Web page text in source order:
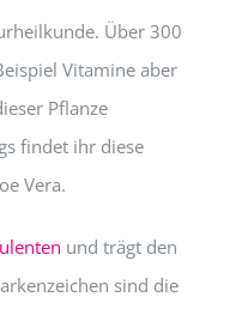
Über 300
Vitamine aber
Pflanze
findet ihr diese
Vera.
und trägt den
sind die